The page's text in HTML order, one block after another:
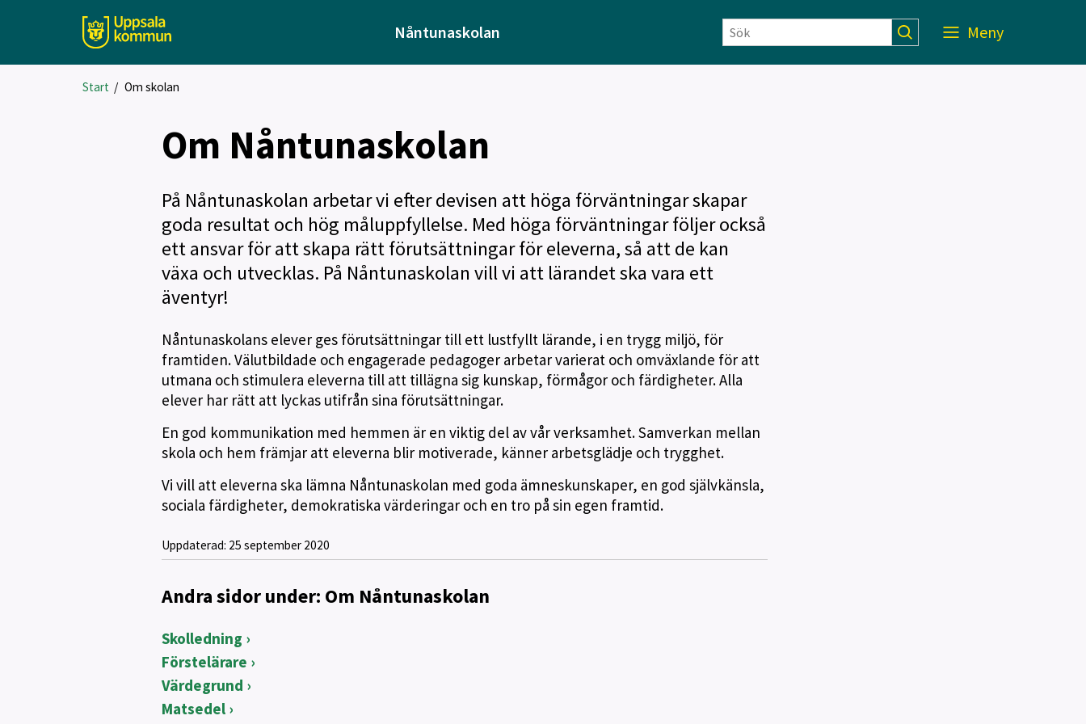
Nåntunaskolan Meny
Start / Om skolan
Om Nåntunaskolan
På Nåntunaskolan arbetar vi efter devisen att höga förväntningar skapar
goda resultat och hög måluppfyllelse. Med höga förväntningar följer också
ett ansvar för att skapa rätt förutsättningar för eleverna, så att de kan
växa och utvecklas. På Nåntunaskolan vill vi att lärandet ska vara ett
äventyr!
Nåntunaskolans elever ges förutsättningar till ett lustfyllt lärande, i en trygg miljö, för
framtiden. Välutbildade och engagerade pedagoger arbetar varierat och omväxlande för att
utmana och stimulera eleverna till att tillägna sig kunskap, förmågor och färdigheter. Alla
elever har rätt att lyckas utifrån sina förutsättningar.
En god kommunikation med hemmen är en viktig del av vår verksamhet. Samverkan mellan
skola och hem främjar att eleverna blir motiverade, känner arbetsglädje och trygghet.
Vi vill att eleverna ska lämna Nåntunaskolan med goda ämneskunskaper, en god självkänsla,
sociala färdigheter, demokratiska värderingar och en tro på sin egen framtid.
Uppdaterad: 25 september 2020
Andra sidor under: Om Nåntunaskolan
Skolledning
Förstelärare
Värdegrund
Matsedel